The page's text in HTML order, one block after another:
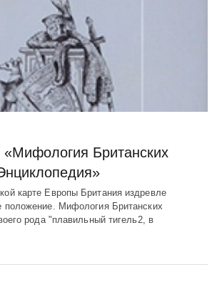
Британских
карте Европы Британия издревле
положение. Мифология Британских
рода "плавильный тигель2, в